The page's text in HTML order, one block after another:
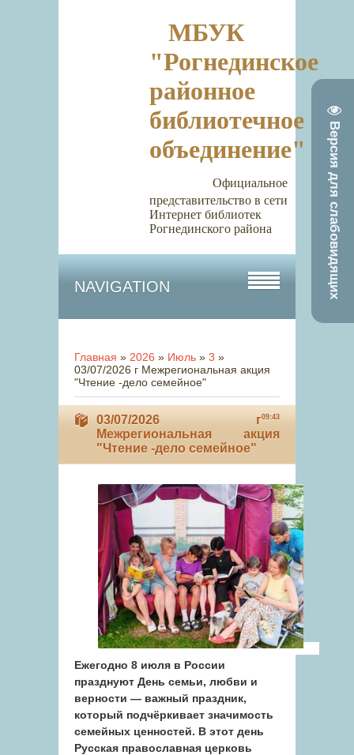
Версия для слабовидящих
МБУК
"Рогнединское
районное
библиотечное
объединение"
Официальное
представительство в сети
Интернет библиотек
Рогнединского района
NAVIGATION
Главная » 2026 » Июль » 3 »
03/07/2026 г Межрегиональная акция
"Чтение -дело семейное"
09:43
03/07/2026 г
Межрегиональная акция
"Чтение -дело семейное"
Ежегодно 8 июля в России
празднуют День семьи, любви и
верности — важный праздник,
который подчёркивает значимость
семейных ценностей. В этот день
Русская православная церковь